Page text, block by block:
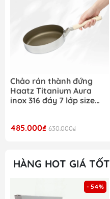
Chảo rán thành đứng
Haatz Titanium Aura
inox 316 đáy 7 lớp size
485.000₫ 630.000₫
HÀNG HOT GIÁ TỐT
- 54%